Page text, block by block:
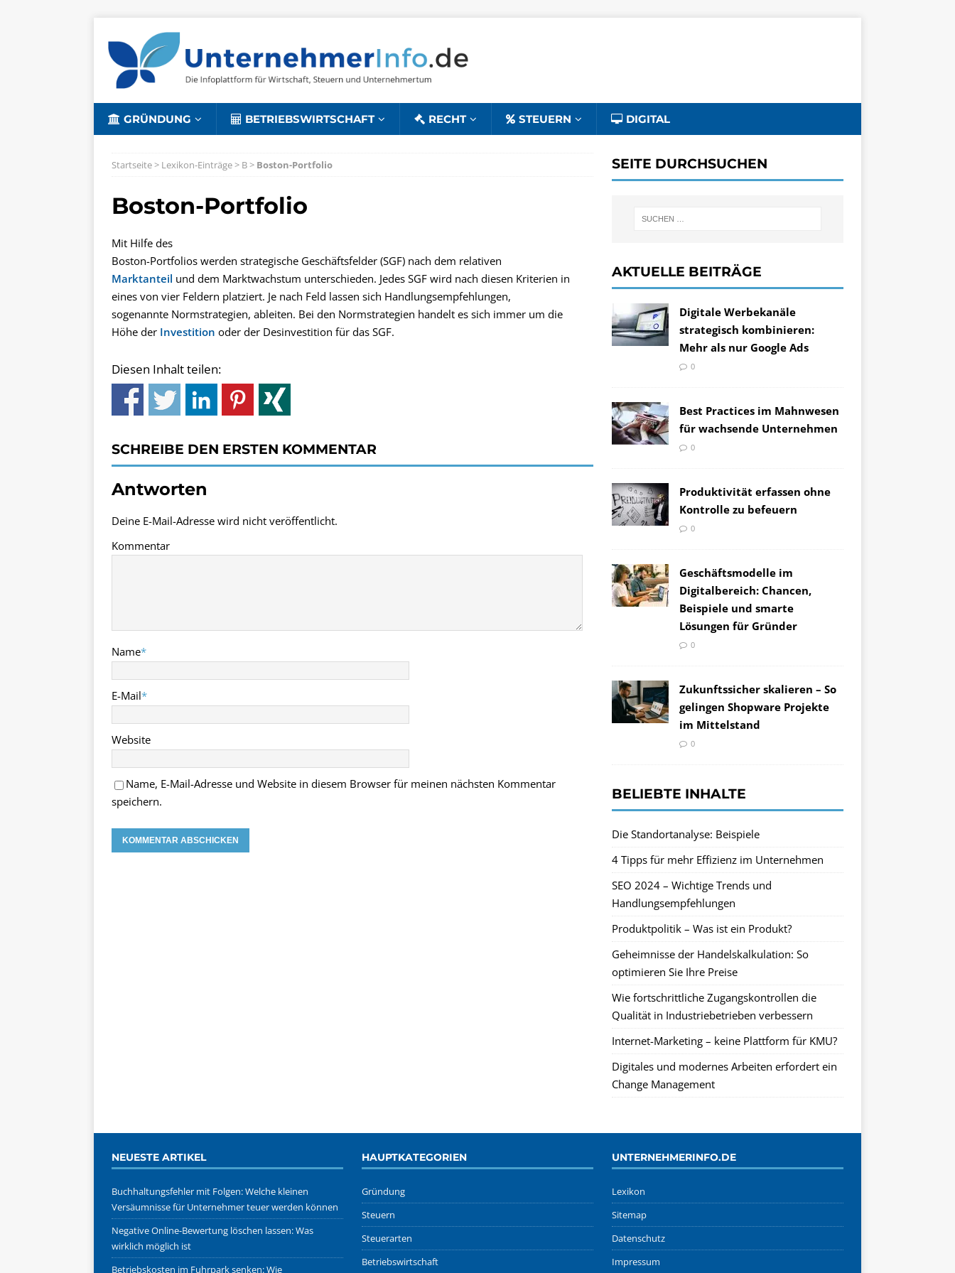
GRÜNDUNG BETRIEBSWIRTSCHAFT RECHT STEUERN DIGITAL
Startseite> Lexikon-Einträge> B> Boston-Portfolio
Boston-Portfolio
Mit Hilfe des
Boston-Portfolios werden strategische Geschäftsfelder (SGF) nach dem relativen
Marktanteil und dem Marktwachstum unterschieden. Jedes SGF wird nach diesen Kriterien in
eines von vier Feldern platziert. Je nach Feld lassen sich Handlungsempfehlungen,
sogenannte Normstrategien, ableiten. Bei den Normstrategien handelt es sich immer um die
Höhe der Investition oder der Desinvestition für das SGF.
Diesen Inhalt teilen:
SCHREIBE DEN ERSTEN KOMMENTAR
Antworten
Deine E-Mail-Adresse wird nicht veröffentlicht.
Kommentar
Name*
E-Mail*
Website
Name, E-Mail-Adresse und Website in diesem Browser für meinen nächsten Kommentar
speichern.
SEITE DURCHSUCHEN
AKTUELLE BEITRÄGE
Digitale Werbekanäle
strategisch kombinieren:
Mehr als nur Google Ads
0
Best Practices im Mahnwesen
für wachsende Unternehmen
0
Produktivität erfassen ohne
Kontrolle zu befeuern
0
Geschäftsmodelle im
Digitalbereich: Chancen,
Beispiele und smarte
Lösungen für Gründer
0
Zukunftssicher skalieren – So
gelingen Shopware Projekte
im Mittelstand
0
BELIEBTE INHALTE
Die Standortanalyse: Beispiele
4 Tipps für mehr Effizienz im Unternehmen
SEO 2024 – Wichtige Trends und
Handlungsempfehlungen
Produktpolitik – Was ist ein Produkt?
Geheimnisse der Handelskalkulation: So
optimieren Sie Ihre Preise
Wie fortschrittliche Zugangskontrollen die
Qualität in Industriebetrieben verbessern
Internet-Marketing – keine Plattform für KMU?
Digitales und modernes Arbeiten erfordert ein
Change Management
NEUESTE ARTIKEL
Buchhaltungsfehler mit Folgen: Welche kleinen
Versäumnisse für Unternehmer teuer werden können
Negative Online-Bewertung löschen lassen: Was
wirklich möglich ist
Betriebskosten im Fuhrpark senken: Wie
HAUPTKATEGORIEN
Gründung
Steuern
Steuerarten
Betriebswirtschaft
UNTERNEHMERINFO.DE
Lexikon
Sitemap
Datenschutz
Impressum